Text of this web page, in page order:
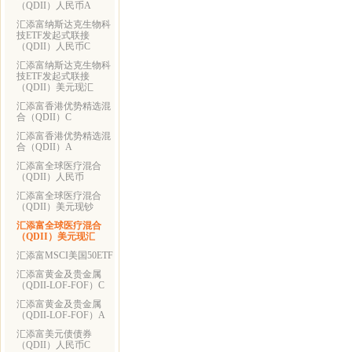
（QDII）人民币A
汇添富纳斯达克生物科
技ETF发起式联接
（QDII）人民币C
汇添富纳斯达克生物科
技ETF发起式联接
（QDII）美元现汇
汇添富香港优势精选混
合（QDII）C
汇添富香港优势精选混
合（QDII）A
汇添富全球医疗混合
（QDII）人民币
汇添富全球医疗混合
（QDII）美元现钞
汇添富全球医疗混合
（QDII）美元现汇
汇添富MSCI美国50ETF
汇添富黄金及贵金属
（QDII-LOF-FOF）C
汇添富黄金及贵金属
（QDII-LOF-FOF）A
汇添富美元债债券
（QDII）人民币C